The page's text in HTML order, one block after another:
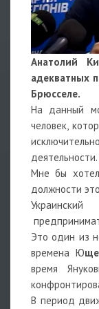
Анатолий
адекватных
Брюсселе.
На данный
человек,
деятельности.
Мне бы
должности
Это один из
времена Ю
время
В период